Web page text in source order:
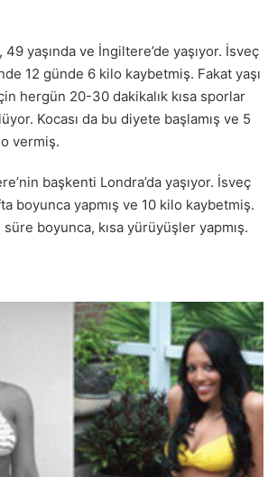
yaşında ve İngiltere’de yaşıyor. İsveç
12 günde 6 kilo kaybetmiş. Fakat yaşı
hergün 20-30 dakikalık kısa sporlar
Kocası da bu diyete başlamış ve 5
vermiş.
başkenti Londra’da yaşıyor. İsveç
boyunca yapmış ve 10 kilo kaybetmiş.
süre boyunca, kısa yürüyüşler yapmış.